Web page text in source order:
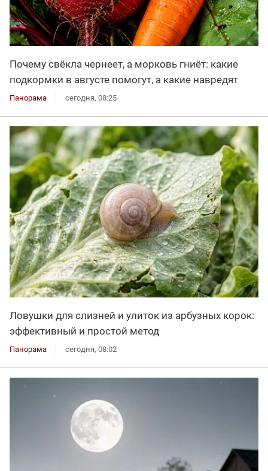
Почему свёкла чернеет, а морковь гниёт: какие
подкормки в августе помогут, а какие навредят
Панорама сегодня, 08:25
Ловушки для слизней и улиток из арбузных корок:
эффективный и простой метод
Панорама сегодня, 08:02